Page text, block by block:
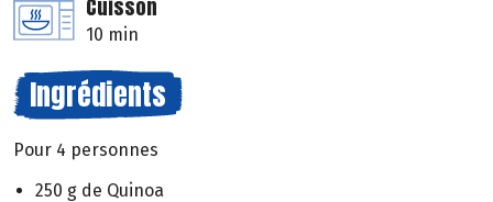
Cuisson
10 min
Ingrédients
Pour 4 personnes
250 g de Quinoa